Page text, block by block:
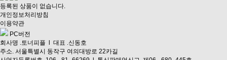
등록된 상품이 없습니다.
개인정보처리방침
이용약관
PC버전
회사명 .토너피플 l 대표 .신동호
주소. 서울특별시 동작구 여의대방로 22카길